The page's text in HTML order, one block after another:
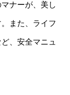
ナーが、美し
また、ライフ
、安全マニュ